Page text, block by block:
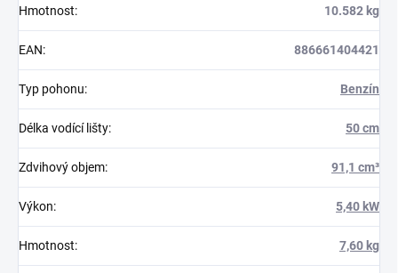
Hmotnost: 10.582 kg
EAN: 886661404421
Typ pohonu: Benzín
Délka vodící lišty: 50 cm
Zdvihový objem: 91,1 cm³
Výkon: 5,40 kW
Hmotnost: 7,60 kg